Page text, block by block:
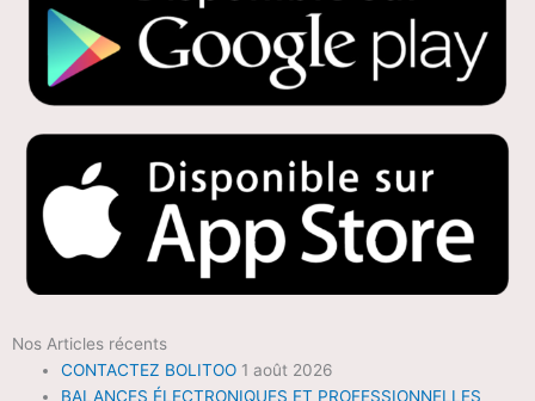
Nos Articles récents
CONTACTEZ BOLITOO 1 août 2026
BALANCES ÉLECTRONIQUES ET PROFESSIONNELLES